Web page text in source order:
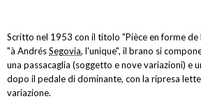
Scritto nel 1953 con il titolo "Pièce en forme de
"à AndrésSegovia, l'unique", il brano si
una passacaglia (soggetto e nove variazioni) e
dopo il pedale di dominante, con la ripresa
variazione.